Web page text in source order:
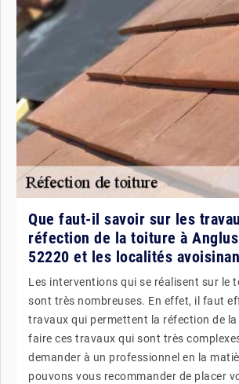
Que faut-il savoir sur les
réfection de la toiture à
52220 et les localités
Les interventions qui se réalisent sur le
sont très nombreuses. En effet, il faut
travaux qui permettent la réfection de
faire ces travaux qui sont très
demander à un professionnel en la
pouvons vous recommander de placer